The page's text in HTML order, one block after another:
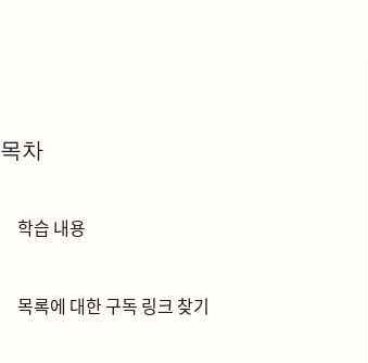
목차
학습 내용
목록에 대한 구독 링크 찾기